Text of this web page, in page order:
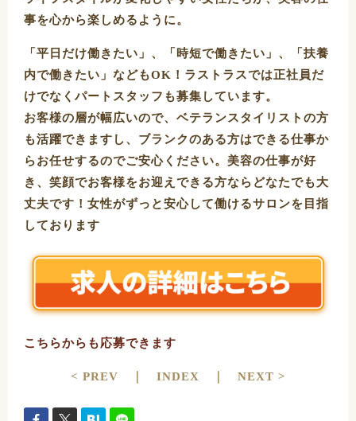
事を心から楽しめるように。
「平日だけ働きたい」、「時短で働きたい」、「扶養
内で働きたい」などもOK！ラストラスでは正社員だ
けでなくパートスタッフも募集しています。
お客様の層が幅広いので、ベテランスタイリストの方
も活躍できますし、ブランクのある方はできる仕事か
らお任せするのでご安心ください。美容の仕事が好
き、笑顔でお客様をお迎えできる方ならどなたでも大
丈夫です！女性がずっと安心して働けるサロンを目指
しております
こちらからも応募できます
< PREV INDEX NEXT >